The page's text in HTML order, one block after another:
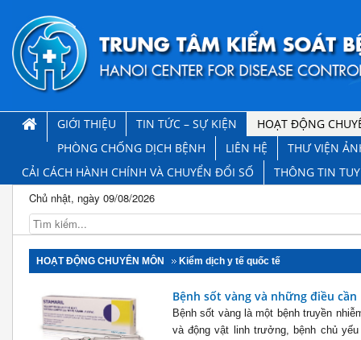
GIỚI THIỆU TIN TỨC – SỰ KIỆN
HOẠT ĐỘNG
PHÒNG CHỐNG DỊCH BỆNH
LIÊN HỆ
THƯ VIỆN
CẢI CÁCH HÀNH CHÍNH VÀ CHUYỂN ĐỔI SỐ
THÔNG TIN
Chủ nhật, ngày 09/08/2026
HOẠT ĐỘNG CHUYÊN MÔN Kiểm dịch y tế quốc tế
Bệnh sốt vàng và những điều
Bệnh sốt vàng là một bệnh truyền
và động vật linh trưởng, bệnh chủ